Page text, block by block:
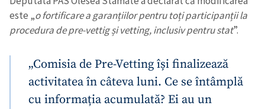
este „o fortificare a garanțiilor pentru toți participanții la
procedura de pre-vettig și vetting, inclusiv pentru stat”.
„Comisia de Pre-Vetting își finalizează
activitatea în câteva luni. Ce se întâmplă
cu informația acumulată? Ei au un